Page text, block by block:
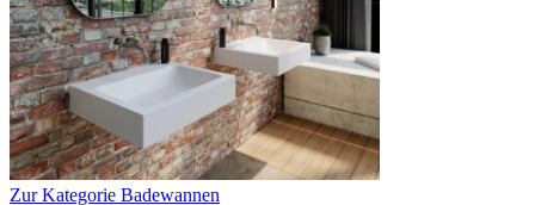
Zur Kategorie Badewannen